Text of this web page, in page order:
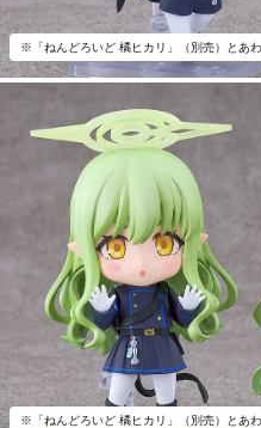
※「ねんどろいど 橘ヒカリ」（別売）とあわ
※「ねんどろいど 橘ヒカリ」（別売）とあわ